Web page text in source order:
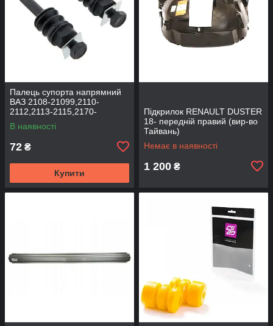
Палець супорта напрямний
ВАЗ 2108-21099,2110-
2112,2113-2115,2170-
2172,2190, 1117-1119 (к-т
2шт) (вир-во BEG-LINE)
В наявності
72 ₴
Купити
Підкрилок RENAULT DUSTER
18- передній правий (вир-во
Тайвань)
Немає в наявності
1 200 ₴